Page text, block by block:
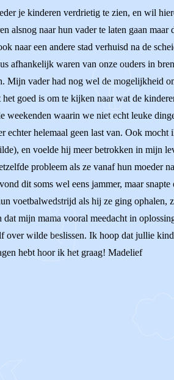
je kinderen verdrietig te zien, en wil
naar hun vader te laten gaan
naar een andere stad verhuisd na de
afhankelijk waren van onze ouders in
Mijn vader had nog wel de mogelijkheid
goed is om te kijken naar wat de
waarin we niet echt leuke
helemaal geen last van. Ook
en voelde hij meer betrokken in mijn
probleem als ze vanaf hun moeder
dit soms wel eens jammer, maar
voetbalwedstrijd als hij ze ging ophalen,
mijn mama vooral meedacht in
wilde beslissen. Ik hoop dat jullie
hebt hoor ik het graag! Madelief